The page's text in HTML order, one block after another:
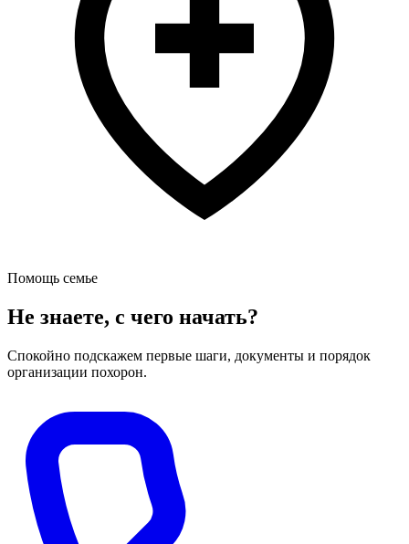
Помощь семье
Не знаете, с чего начать?
Спокойно подскажем первые шаги, документы и порядок
организации похорон.